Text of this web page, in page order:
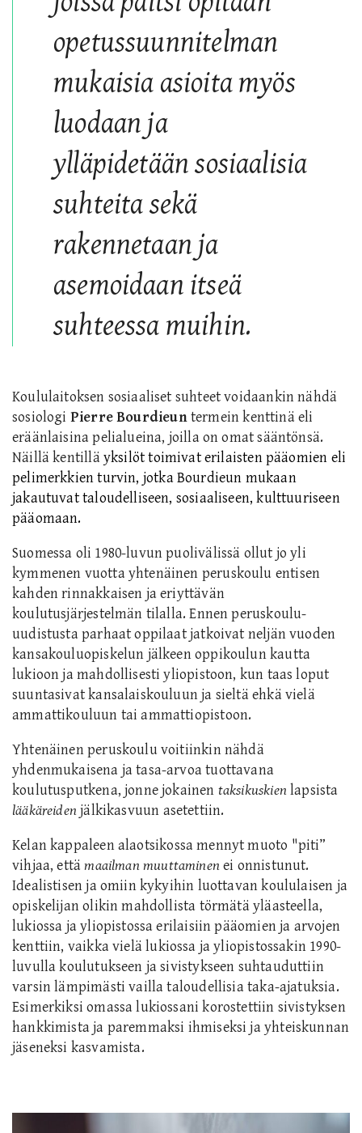
opetussuunnitelman
mukaisia asioita myös
luodaan ja
ylläpidetään sosiaalisia
suhteita sekä
rakennetaan ja
asemoidaan itseä
suhteessa muihin.
Koululaitoksen sosiaaliset suhteet voidaankin nähdä
sosiologi Pierre Bourdieuntermeinkenttinä eli
eräänlaisinapelialueina, joilla on omat sääntönsä.
Näillä kentilläyksilöt toimivat erilaistenpääomien eli
pelimerkkien turvin, jotka Bourdieun mukaan
jakautuvat taloudelliseen, sosiaaliseen, kulttuuriseen
pääomaan.
Suomessa oli 1980-luvun puolivälissä ollut jo yli
kymmenen vuotta yhtenäinen peruskoulu entisen
kahden rinnakkaisen ja eriyttävän
koulutusjärjestelmän tilalla. Ennen peruskoulu-
uudistusta parhaat oppilaat jatkoivat neljän vuoden
kansakouluopiskelun jälkeen oppikoulun kautta
lukioon ja mahdollisesti yliopistoon, kun taas loput
suuntasivat kansalaiskouluun ja sieltä ehkä vielä
ammattikouluun tai ammattiopistoon.
Yhtenäinen peruskoulu voitiinkin nähdä
yhdenmukaisena ja tasa-arvoa tuottavana
koulutusputkena, jonne jokainen taksikuskienlapsista
lääkäreidenjälkikasvuun asetettiin.
Kelan kappaleen alaotsikossa mennyt muoto "piti”
vihjaa, ettämaailman muuttaminenei onnistunut.
Idealistisen ja omiin kykyihin luottavan koululaisen ja
opiskelijan olikin mahdollista törmätä yläasteella,
lukiossa ja yliopistossa erilaisiinpääomien ja arvojen
kenttiin, vaikka vielä lukiossa ja yliopistossakin 1990-
luvulla koulutukseen ja sivistykseen suhtauduttiin
varsin lämpimästi vailla taloudellisia taka-ajatuksia.
Esimerkiksi omassa lukiossani korostettiin sivistyksen
hankkimista ja paremmaksi ihmiseksi ja yhteiskunnan
jäseneksi kasvamista.